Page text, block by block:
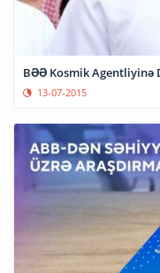
BƏƏ Kosmik Agentliyinə
13-07-2015